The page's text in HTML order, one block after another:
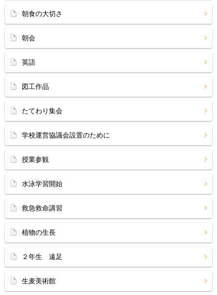
朝食の大切さ
朝会
英語
図工作品
たてわり集会
学校運営協議会設置のために
授業参観
水泳学習開始
救急救命講習
植物の生長
２年生 遠足
生麦美術館